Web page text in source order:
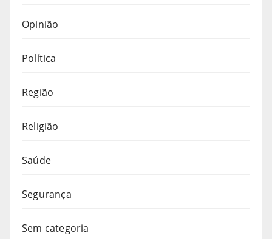
Opinião
Política
Região
Religião
Saúde
Segurança
Sem categoria